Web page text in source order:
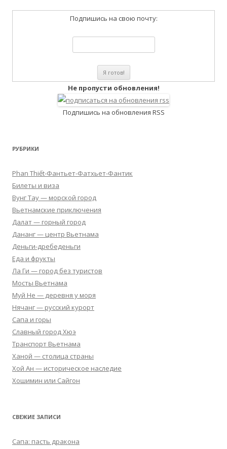
Подпишись на свою почту:
Не пропусти обновления!
Подпишись на обновления RSS
РУБРИКИ
Phan Thiết-Фантьет-Фатхьет-Фантик
Билеты и виза
Вунг Тау — морской город
Вьетнамские приключения
Далат — горный город
Дананг — центр Вьетнама
Деньги-дребеденьги
Еда и фрукты
Ла Ги — город без туристов
Мосты Вьетнама
Муй Не — деревня у моря
Нячанг — русский курорт
Сапа и горы
Славный город Хюэ
Транспорт Вьетнама
Ханой — столица страны
Хой Ан — историческое наследие
Хошимин или Сайгон
СВЕЖИЕ ЗАПИСИ
Сапа: пасть дракона